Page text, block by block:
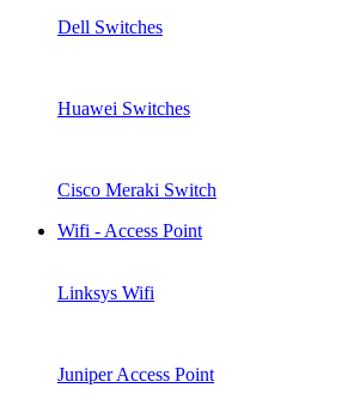
Dell Switches
Huawei Switches
Cisco Meraki Switch
Wifi - Access Point
Linksys Wifi
Juniper Access Point